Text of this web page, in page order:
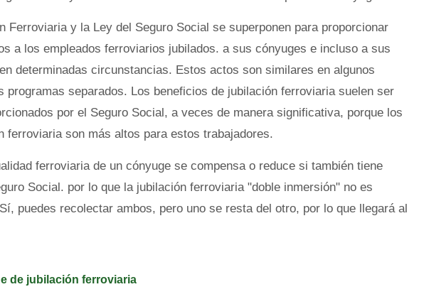
Ferroviaria y la Ley del Seguro Social se superponen para proporcionar
a los empleados ferroviarios jubilados. a sus cónyuges e incluso a sus
determinadas circunstancias. Estos actos son similares en algunos
programas separados. Los beneficios de jubilación ferroviaria suelen ser
por el Seguro Social, a veces de manera significativa, porque los
ferroviaria son más altos para estos trabajadores.
ferroviaria de un cónyuge se compensa o reduce si también tiene
Social. por lo que la jubilación ferroviaria "doble inmersión" no es
puedes recolectar ambos, pero uno se resta del otro, por lo que llegará al
de jubilación ferroviaria